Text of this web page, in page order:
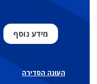
מידע נוסף
העונה הסדירה